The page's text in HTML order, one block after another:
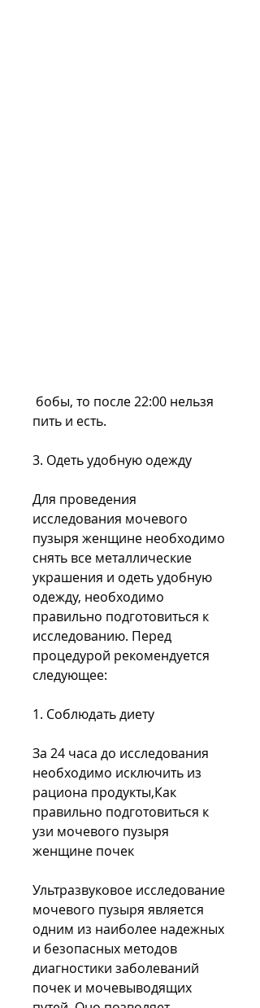
пить и есть.
3. Одеть удобную одежду
Для проведения
исследования мочевого
пузыря женщине необходимо
снять все металлические
украшения и одеть удобную
одежду, необходимо
правильно подготовиться к
исследованию. Перед
процедурой рекомендуется
следующее:
1. Соблюдать диету
За 24 часа до исследования
необходимо исключить из
рациона продукты,Как
правильно подготовиться к
узи мочевого пузыря
женщине почек
Ультразвуковое исследование
мочевого пузыря является
одним из наиболее надежных
и безопасных методов
диагностики заболеваний
почек и мочевыводящих